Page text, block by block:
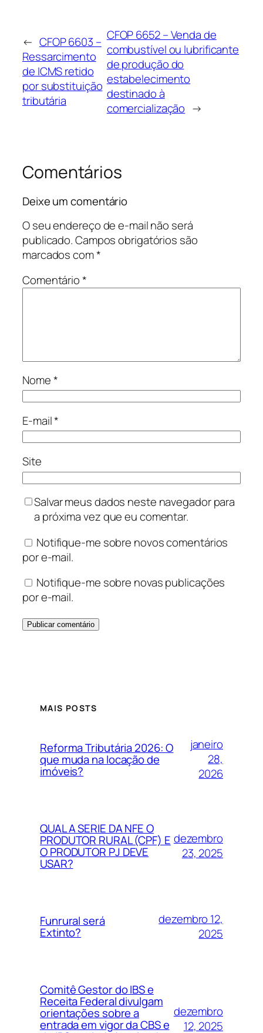
← CFOP 6603 –
Ressarcimento
de ICMS retido
por substituição
tributária
CFOP 6652 – Venda de
combustível ou lubrificante
de produção do
estabelecimento
destinado à
comercialização →
Comentários
Deixe um comentário
O seu endereço de e-mail não será
publicado.Campos obrigatórios são
marcados com*
Comentário*
Nome*
E-mail*
Site
Salvar meus dados neste navegador para
a próxima vez que eu comentar.
Notifique-me sobre novos comentários
por e-mail.
Notifique-me sobre novas publicações
por e-mail.
MAIS POSTS
Reforma Tributária 2026: O
que muda na locação de
imóveis?
janeiro
28,
2026
QUAL A SERIE DA NFE O
PRODUTOR RURAL (CPF) E
O PRODUTOR PJ DEVE
USAR?
dezembro
23, 2025
Funrural será
Extinto?
dezembro 12,
2025
Comitê Gestor do IBS e
Receita Federal divulgam
orientações sobre a
entrada em vigor da CBS e
dezembro
12, 2025